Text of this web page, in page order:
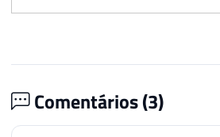
Comentários (3)